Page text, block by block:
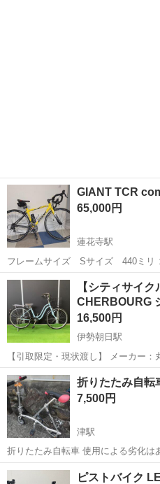
GIANT
65,000円
蓮花寺駅
フレームサイズ Sサイズ 440ミリ コンポーネント シマノ105 5600
2×10速 ペダル シマノ105 spd-sl 当方身長は170センチで乗っていま
三重 桑名市 蓮花寺駅 ロ
【シティサイ
CHERBOURG
16,500円
伊勢朝日駅
【引取限定・現状渡し】 メーカー：丸石サイクル モデル名：
CHERBOURG シェルブール シティサイクル ・26インチ ・2020年モ
デル ・鍵1本
三重 三重郡 伊勢朝日駅
折りたたみ自転
7,500円
津駅
折りたたみ自転車 使用による劣化はありますがご確認してからご判断
ください。
三重 津市 津駅 折りた
ピストバイク